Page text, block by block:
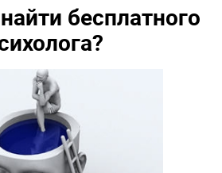
бесплатного